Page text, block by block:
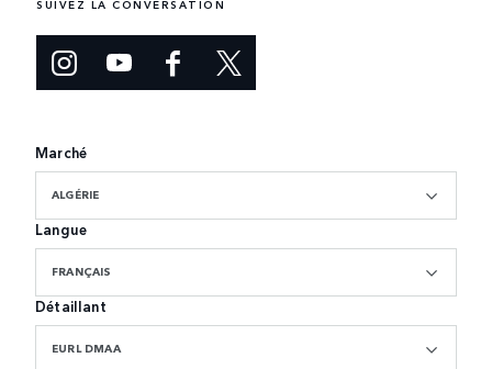
SUIVEZ LA CONVERSATION
Marché
ALGÉRIE
Langue
FRANÇAIS
Détaillant
EURL DMAA